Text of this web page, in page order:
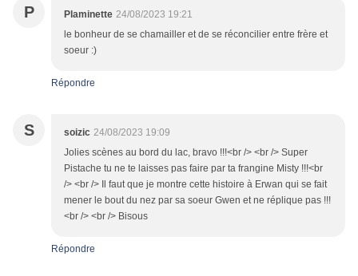
P Plaminette 24/08/2023 19:21
le bonheur de se chamailler et de se réconcilier entre frère et
soeur :)
Répondre
S soizic 24/08/2023 19:09
Jolies scènes au bord du lac, bravo !!!<br /> <br /> Super
Pistache tu ne te laisses pas faire par ta frangine Misty !!!<br
/> <br /> Il faut que je montre cette histoire à Erwan qui se fait
mener le bout du nez par sa soeur Gwen et ne réplique pas !!!
<br /> <br /> Bisous
Répondre